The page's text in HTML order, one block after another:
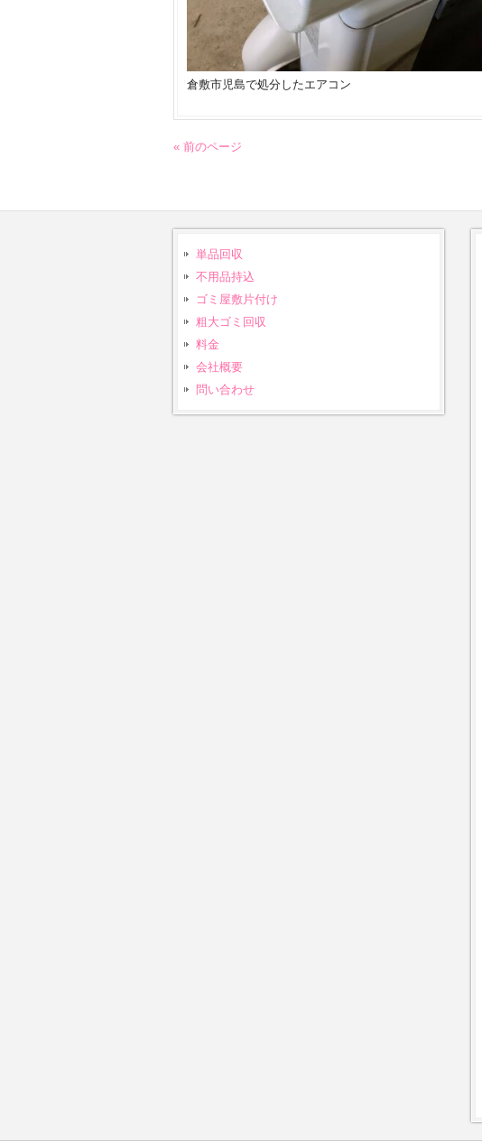
倉敷市児島で処分したエアコン
« 前のページ
単品回収
不用品持込
ゴミ屋敷片付け
粗大ゴミ回収
料金
会社概要
問い合わせ